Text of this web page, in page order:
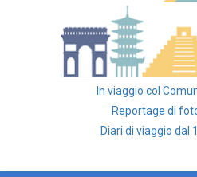
In viaggio col
Reportage di
Diari di viaggio dal